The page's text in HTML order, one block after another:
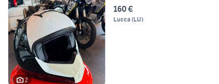
2
160 €
Lucca (LU)